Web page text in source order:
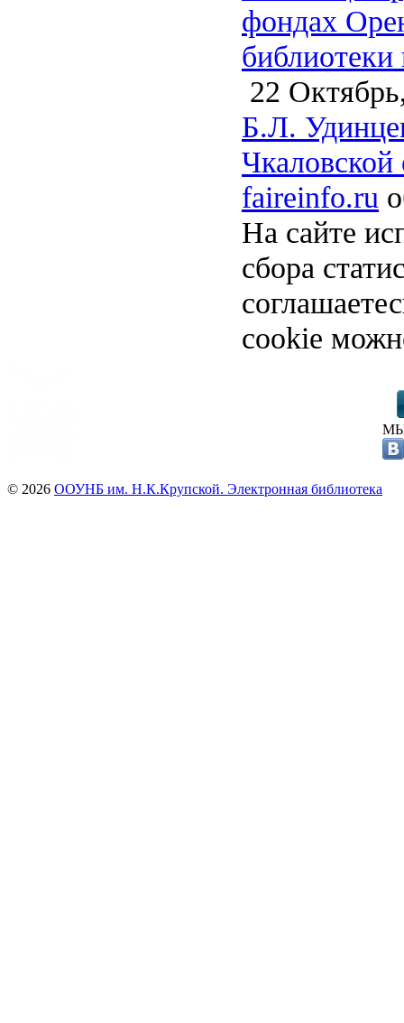
фондах
22
Б.Л.
faireinfo.ru
На сайте
сбора
cookie
© 2026 ООУНБ им. Н.К.Крупской. Электронная библиотека